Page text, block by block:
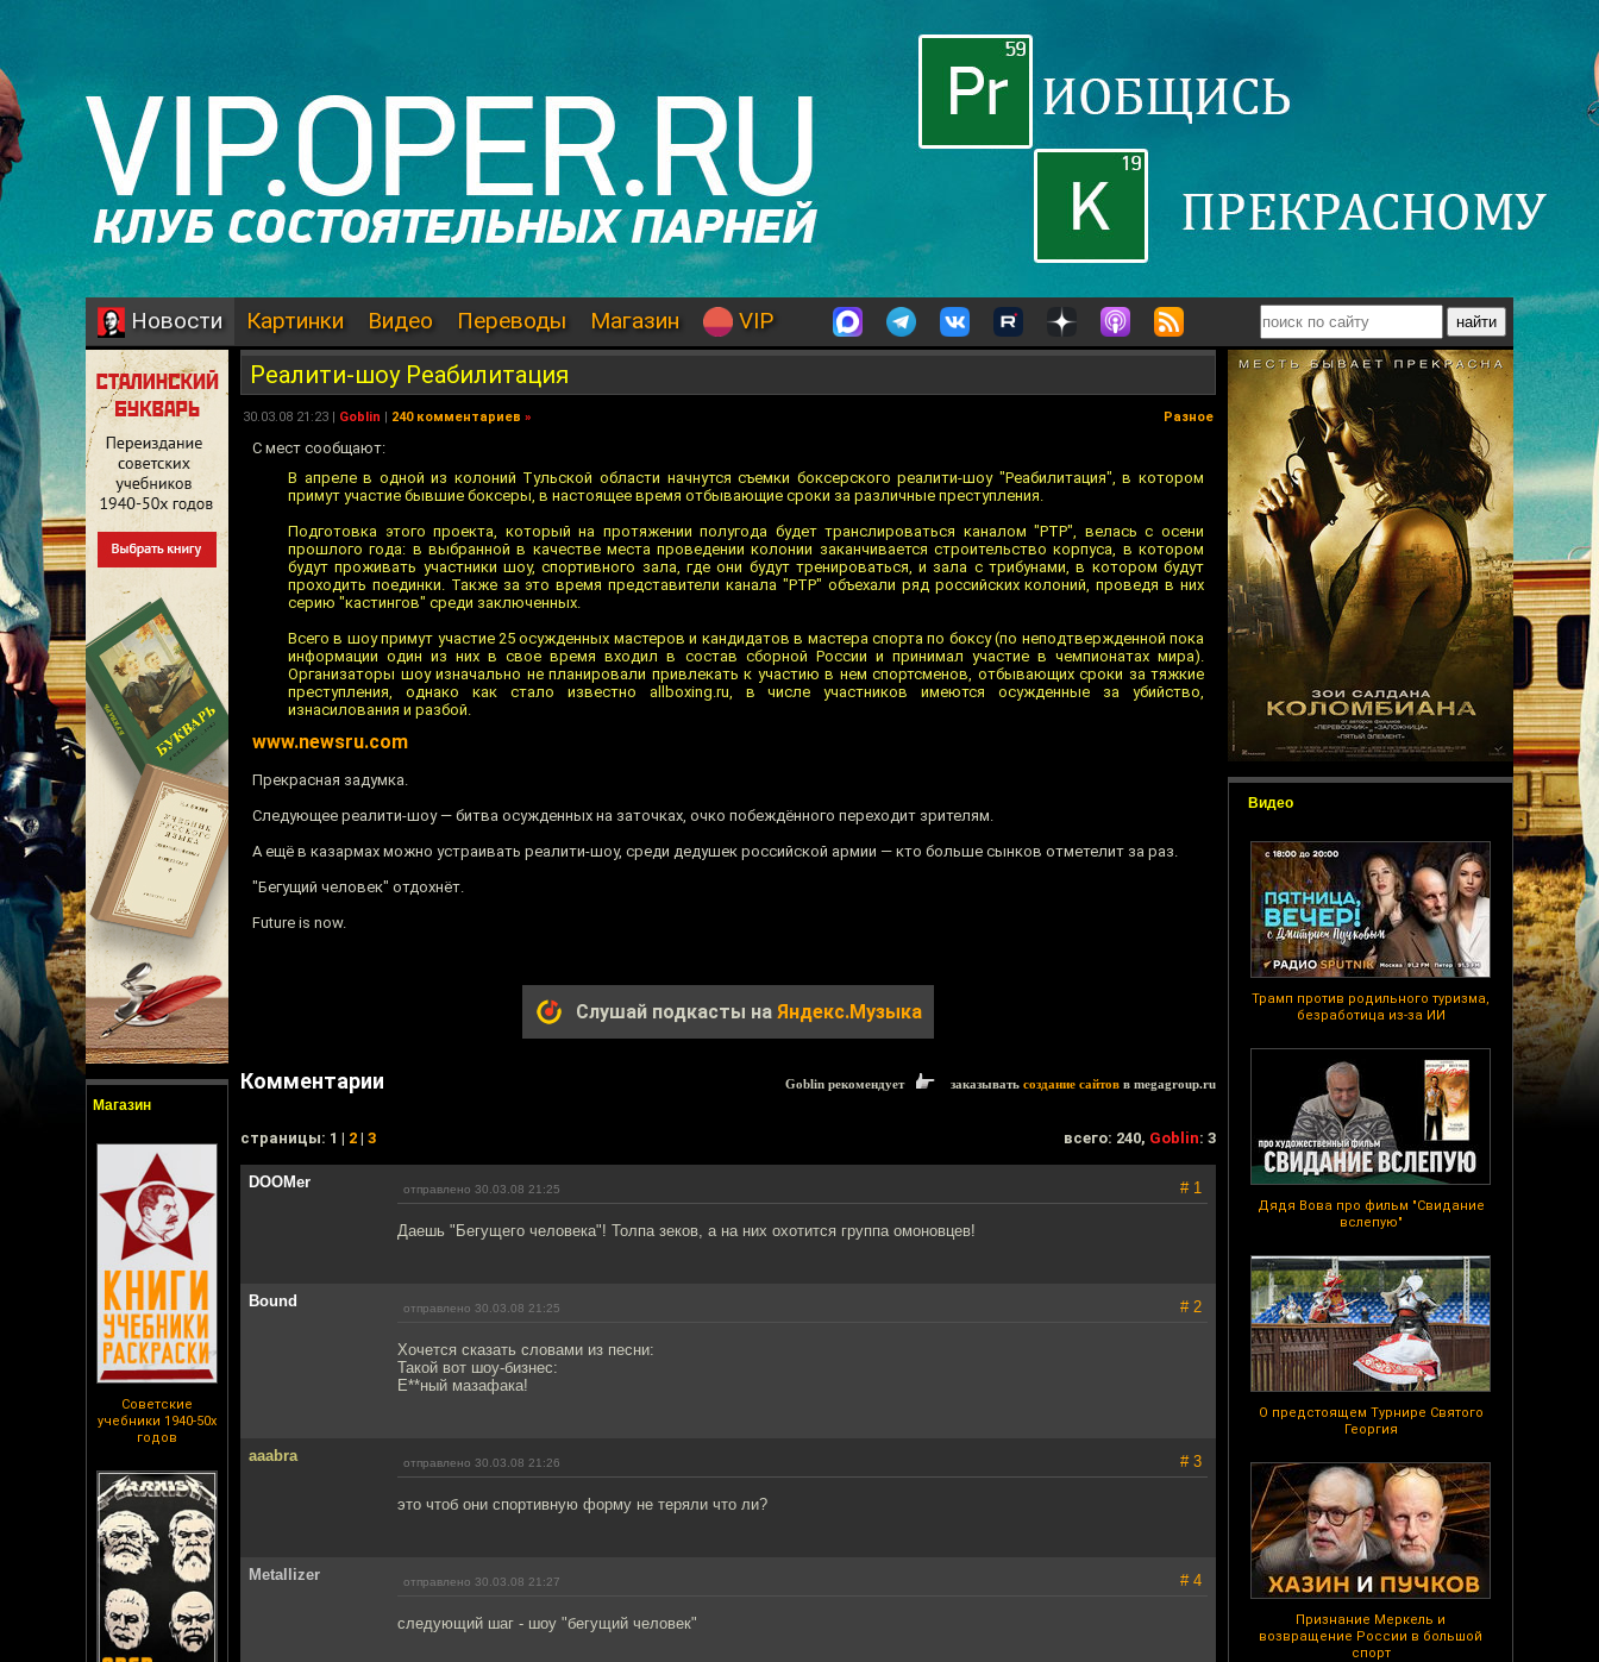
Новости Картинки Видео Переводы Магазин VIP
Магазин
Советские
учебники 1940-50х
годов
Видео
Трамп против родильного туризма,
безработица из-за ИИ
Дядя Вова про фильм "Свидание
вслепую"
О предстоящем Турнире Святого
Георгия
Признание Меркель и
возвращение России в большой
спорт
Реалити-шоу Реабилитация
30.03.08 21:23 | Goblin | 240 комментариев » Разное
С мест сообщают:
В апреле в одной из колоний Тульской области начнутся съемки боксерского реалити-шоу "Реабилитация", в котором
примут участие бывшие боксеры, в настоящее время отбывающие сроки за различные преступления.
Подготовка этого проекта, который на протяжении полугода будет транслироваться каналом "РТР", велась с осени
прошлого года: в выбранной в качестве места проведении колонии заканчивается строительство корпуса, в котором
будут проживать участники шоу, спортивного зала, где они будут тренироваться, и зала с трибунами, в котором будут
проходить поединки. Также за это время представители канала "РТР" объехали ряд российских колоний, проведя в них
серию "кастингов" среди заключенных.
Всего в шоу примут участие 25 осужденных мастеров и кандидатов в мастера спорта по боксу (по неподтвержденной пока
информации один из них в свое время входил в состав сборной России и принимал участие в чемпионатах мира).
Организаторы шоу изначально не планировали привлекать к участию в нем спортсменов, отбывающих сроки за тяжкие
преступления, однако как стало известно allboxing.ru, в числе участников имеются осужденные за убийство,
изнасилования и разбой.
www.newsru.com
Прекрасная задумка.
Следующее реалити-шоу — битва осужденных на заточках, очко побеждённого переходит зрителям.
А ещё в казармах можно устраивать реалити-шоу, среди дедушек российской армии — кто больше сынков отметелит за раз.
"Бегущий человек" отдохнёт.
Future is now.
Слушай подкасты на Яндекс.Музыка
Комментарии Goblin рекомендует заказывать создание сайтов в megagroup.ru
cтраницы: 1 | 2 | 3 всего: 240, Goblin: 3
DOOMer отправлено 30.03.08 21:25 # 1
Даешь "Бегущего человека"! Толпа зеков, а на них охотится группа омоновцев!
Bound отправлено 30.03.08 21:25 # 2
Хочется сказать словами из песни:
Такой вот шоу-бизнес:
Е**ный мазафака!
aaabra отправлено 30.03.08 21:26 # 3
это чтоб они спортивную форму не теряли что ли?
Metallizer отправлено 30.03.08 21:27 # 4
следующий шаг - шоу "бегущий человек"